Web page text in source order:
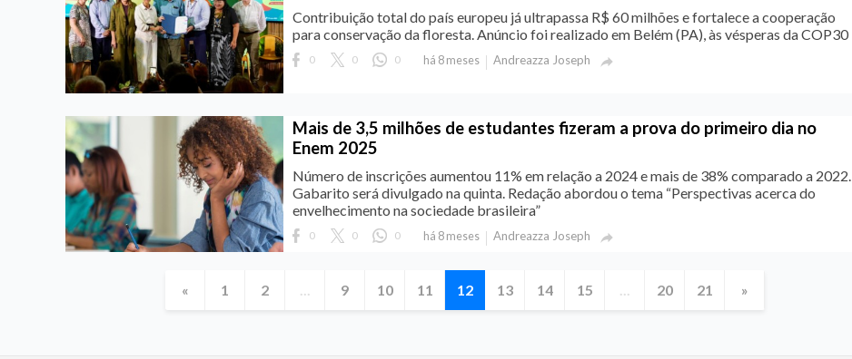
Contribuição total do país europeu já ultrapassa R$ 60 milhões e fortalece a cooperação
para conservação da floresta. Anúncio foi realizado em Belém (PA), às vésperas da COP30
0 0 0 há 8 meses Andreazza Joseph 
Mais de 3,5 milhões de estudantes fizeram a prova do primeiro dia no
Enem 2025
Número de inscrições aumentou 11% em relação a 2024 e mais de 38% comparado a 2022.
Gabarito será divulgado na quinta. Redação abordou o tema “Perspectivas acerca do
envelhecimento na sociedade brasileira”
0 0 0 há 8 meses Andreazza Joseph 
« 1 2 ... 9 10 11 12 13 14 15 ... 20 21 »